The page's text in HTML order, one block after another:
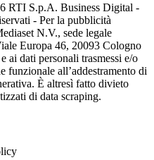
RTI S.p.A. Business Digital -
- Per la pubblicità
N.V., sede legale
Europa 46, 20093 Cologno
ai dati personali trasmessi e/o
funzionale all’addestramento di
È altresì fatto divieto
di data scraping.